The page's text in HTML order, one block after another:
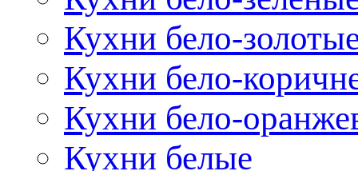
Кухни бело-
Кухни бело-
Кухни бело-
Кухни белые